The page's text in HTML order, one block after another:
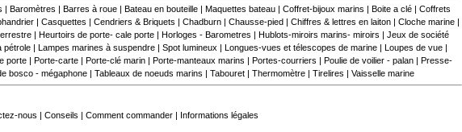
Baromètres Barres à roue Bateau en bouteille Maquettes bateau Coffret-bijoux marins Boite a clé
Coffrets
| Casquettes Cendriers & Briquets Chadburn| Chausse-pied Chiffres & lettres en laiton| Cloche marine|
| Heurtoirs de porte- cale porte| Horloges - Barometres Hublots-miroirs marins- miroirs
Jeux de société
pétrole Lampes marines à suspendre Spot lumineux Longues-vues et télescopes de marine Loupes de vue
porte| Porte-carte| Porte-clé marin Porte-manteaux marins Portes-courriers Poulie de voilier - palan|
Presse-
bosco - mégaphone| Tableaux de noeuds marins Tabouret| Thermomètre| Tirelires Vaisselle marine
nous Conseils Comment commander Informations légales